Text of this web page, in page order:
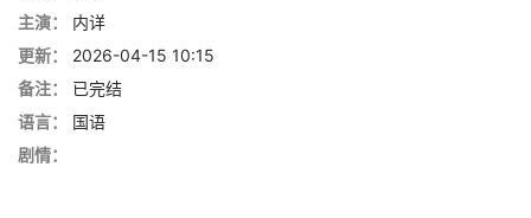
主演：
内详
更新：
2026-04-15 10:15
备注：
已完结
语言：
国语
剧情：